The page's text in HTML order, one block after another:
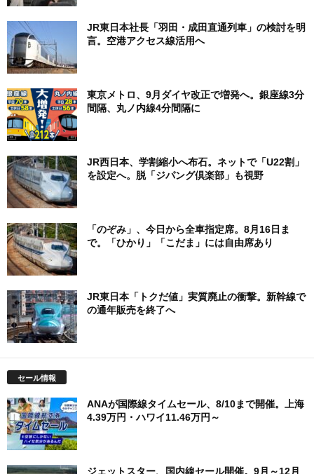
JR東日本社長「羽田・成田直通列車」の検討を明
言。空港アクセス線活用へ
東京メトロ、9月ダイヤ改正で増発へ。銀座線3分
間隔、丸ノ内線4分間隔に
JR西日本、学割縮小へ布石。ネットで「U22割」
を設定へ。脱「ジパング倶楽部」も視野
「のぞみ」、今日から全車指定席。8月16日ま
で。「ひかり」「こだま」には自由席あり
JR東日本「トクだ値」実質廃止の衝撃。新幹線で
の通年販売を終了へ
セール情報
ANAが国際線タイムセール、8/10まで開催。上海
4.39万円・ハワイ11.46万円～
ジェットスター、国内線セール開催。9月～12月